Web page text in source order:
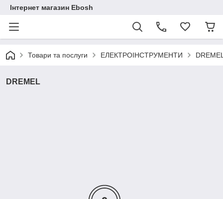
Інтернет магазин Ebosh
Товари та послуги ЕЛЕКТРОІНСТРУМЕНТИ
DREMEL